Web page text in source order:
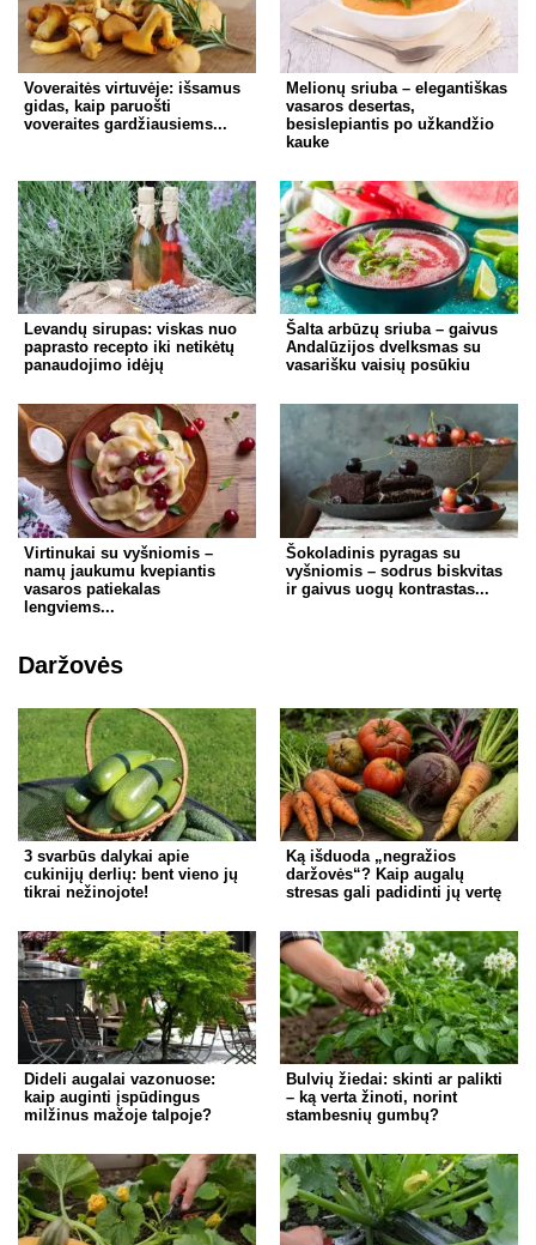
Voveraitės virtuvėje: išsamus
gidas, kaip paruošti
voveraites gardžiausiems...
Melionų sriuba – elegantiškas
vasaros desertas,
besislepiantis po užkandžio
kauke
Levandų sirupas: viskas nuo
paprasto recepto iki netikėtų
panaudojimo idėjų
Šalta arbūzų sriuba – gaivus
Andalūzijos dvelksmas su
vasarišku vaisių posūkiu
Virtinukai su vyšniomis –
namų jaukumu kvepiantis
vasaros patiekalas
lengviems...
Šokoladinis pyragas su
vyšniomis – sodrus biskvitas
ir gaivus uogų kontrastas...
Daržovės
3 svarbūs dalykai apie
cukinijų derlių: bent vieno jų
tikrai nežinojote!
Ką išduoda „negražios
daržovės“? Kaip augalų
stresas gali padidinti jų vertę
Dideli augalai vazonuose:
kaip auginti įspūdingus
milžinus mažoje talpoje?
Bulvių žiedai: skinti ar palikti
– ką verta žinoti, norint
stambesnių gumbų?